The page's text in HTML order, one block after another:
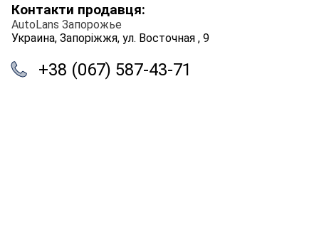
Контакти продавця:
AutoLans Запорожье
Украина, Запоріжжя, ул. Восточная , 9
+38 (067) 587-43-71